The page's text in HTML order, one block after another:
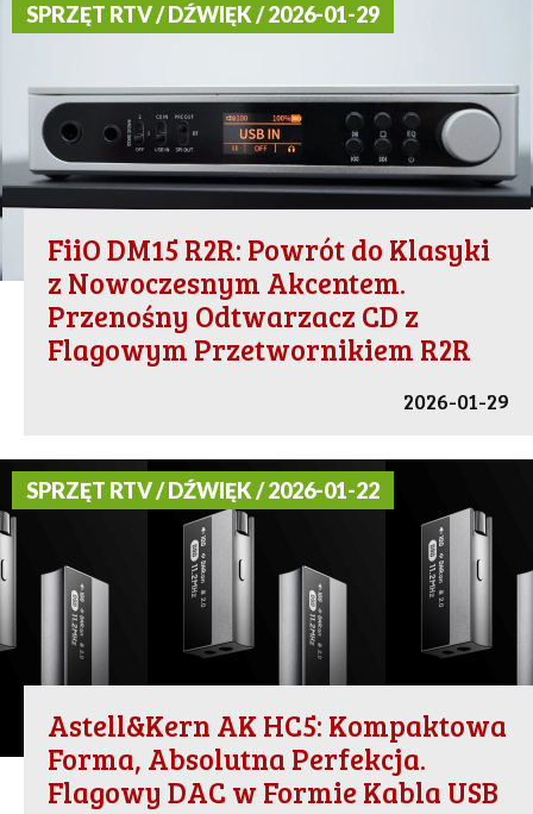
SPRZĘT RTV / DŹWIĘK / 2026-01-29
FiiO DM15 R2R: Powrót do Klasyki
z Nowoczesnym Akcentem.
Przenośny Odtwarzacz CD z
Flagowym Przetwornikiem R2R
2026-01-29
SPRZĘT RTV / DŹWIĘK / 2026-01-22
Astell&Kern AK HC5: Kompaktowa
Forma, Absolutna Perfekcja.
Flagowy DAC w Formie Kabla USB